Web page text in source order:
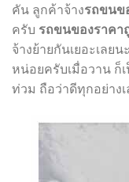
คัน ลูกค้าจ้างรถขนข
ครับ รถขนของราคา
จ้างย้ายกันเยอะเลย
หน่อยครับเมื่อวาน ก็
ท่วม ถือว่าดีทุกอย่างเ